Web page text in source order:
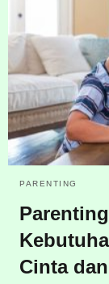
PARENTING
Cinta